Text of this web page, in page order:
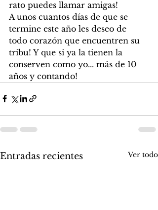
rato puedes llamar amigas!
A unos cuantos días de que se
termine este año les deseo de
todo corazón que encuentren su
tribu! Y que si ya la tienen la
conserven como yo... más de 10
años y contando!
Entradas recientes Ver todo